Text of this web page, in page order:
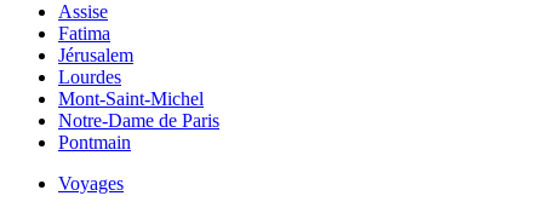
Assise
Fatima
Jérusalem
Lourdes
Mont-Saint-Michel
Notre-Dame de Paris
Pontmain
Voyages